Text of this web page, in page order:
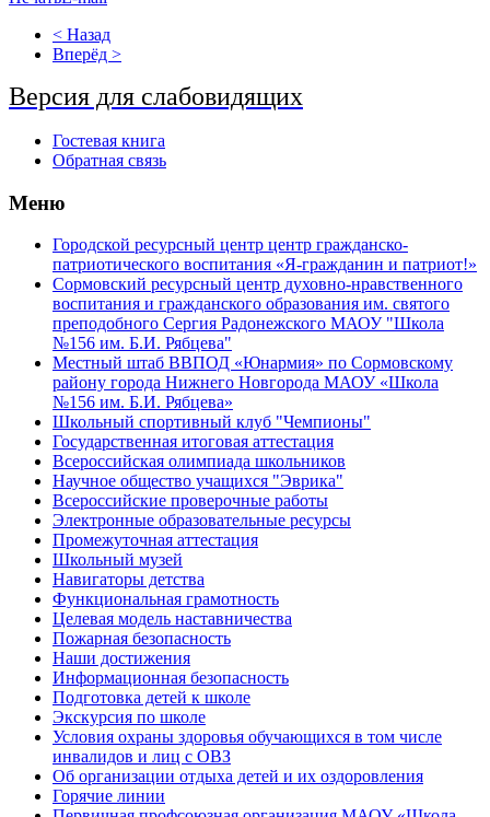
< Назад
Вперёд >
Версия для слабовидящих
Гостевая книга
Обратная связь
Меню
Городской ресурсный центр центр гражданско-
патриотического воспитания «Я-гражданин и патриот!»
Сормовский ресурсный центр духовно-нравственного
воспитания и гражданского образования им. святого
преподобного Сергия Радонежского МАОУ "Школа
№156 им. Б.И. Рябцева"
Местный штаб ВВПОД «Юнармия» по Сормовскому
району города Нижнего Новгорода МАОУ «Школа
№156 им. Б.И. Рябцева»
Школьный спортивный клуб "Чемпионы"
Государственная итоговая аттестация
Всероссийская олимпиада школьников
Научное общество учащихся "Эврика"
Всероссийские проверочные работы
Электронные образовательные ресурсы
Промежуточная аттестация
Школьный музей
Навигаторы детства
Функциональная грамотность
Целевая модель наставничества
Пожарная безопасность
Наши достижения
Информационная безопасность
Подготовка детей к школе
Экскурсия по школе
Условия охраны здоровья обучающихся в том числе
инвалидов и лиц с ОВЗ
Об организации отдыха детей и их оздоровления
Горячие линии